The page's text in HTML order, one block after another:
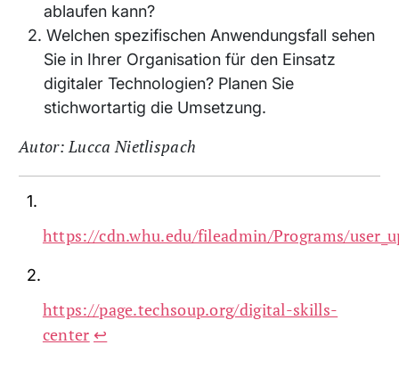
ablaufen kann?
Welchen spezifischen Anwendungsfall sehen
Sie in Ihrer Organisation für den Einsatz
digitaler Technologien? Planen Sie
stichwortartig die Umsetzung.
Autor: Lucca Nietlispach
https://cdn.whu.edu/fileadmin/Programs/
https://page.techsoup.org/digital-skills-
center ↩